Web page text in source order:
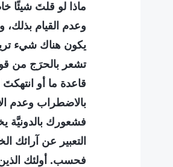
ماذا لو قلتَ شيئًا
وعدم القيام
يكون هناك شيء
تشعر بالحرَج من
قاعدة ما أو
بالاضطراب وعدم
فشعورك بالدونيَّة
التعبير عن
فحسب. أولئك